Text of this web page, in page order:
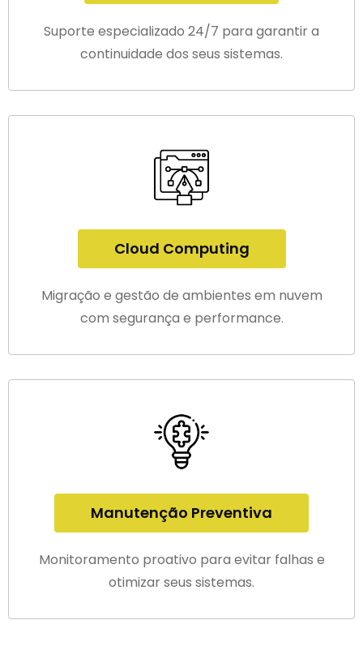
Suporte especializado 24/7 para garantir a
continuidade dos seus sistemas.
Cloud Computing
Migração e gestão de ambientes em nuvem
com segurança e performance.
Manutenção Preventiva
Monitoramento proativo para evitar falhas e
otimizar seus sistemas.